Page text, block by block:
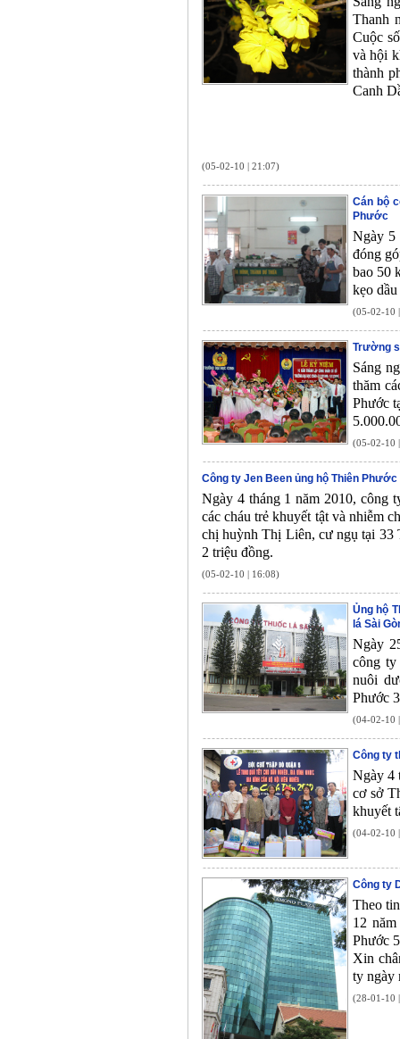
Thanh
Cuộc
và hội
thành
Canh
(05-02-10 | 21:07)
Cán bộ
Phước
Ngày 5
đóng
bao 50
kẹo
(05-02-10
Trường
Sáng
thăm
Phước
(05-02-10
Công ty Jen Been ủng hộ Thiên Phước
Ngày 4 tháng 1 năm 2010, công
các cháu trẻ khuyết tật và nhiễm
chị huỳnh Thị Liên, cư ngụ tại 33
2 triệu đồng.
(05-02-10 | 16:08)
Ủng hộ
lá Sài
Ngày
công ty
nuôi
Phước
(04-02-10
Công ty
Ngày 4
cơ sở
khuyết
(04-02-10
Công ty
Theo
12
Phước
Xin
ty ngày
(28-01-10